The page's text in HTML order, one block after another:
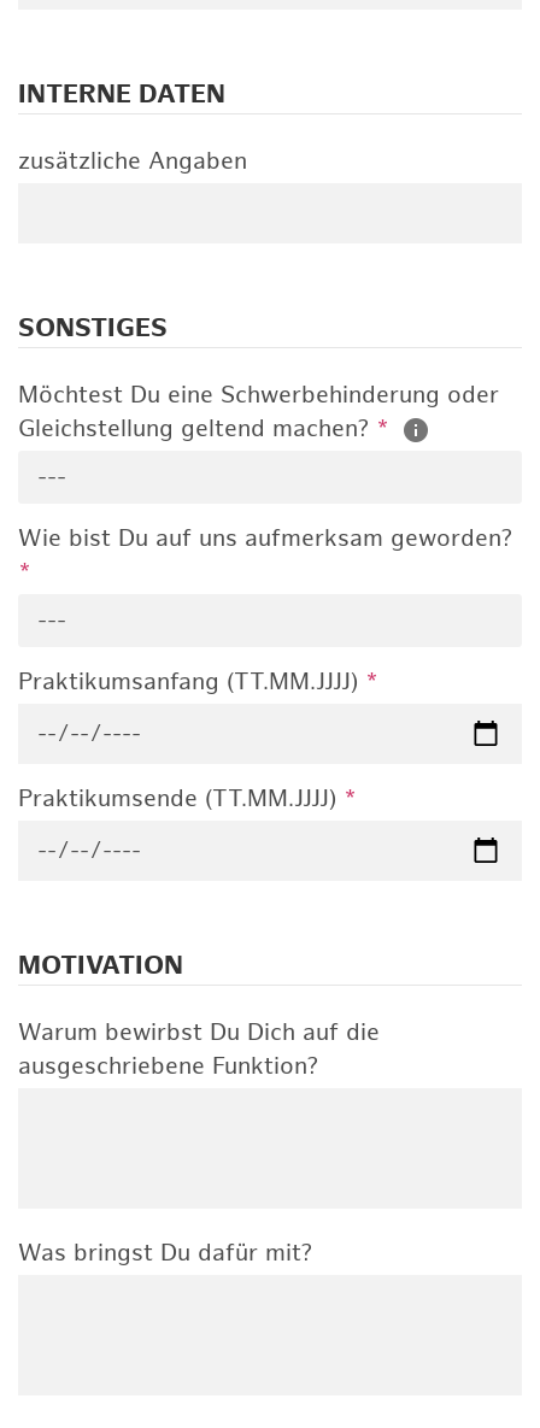
INTERNE DATEN
zusätzliche Angaben
SONSTIGES
Möchtest Du eine Schwerbehinderung oder
Gleichstellung geltend machen? *
---
Wie bist Du auf uns aufmerksam geworden?
*
---
Praktikumsanfang (TT.MM.JJJJ) *
Praktikumsende (TT.MM.JJJJ) *
MOTIVATION
Warum bewirbst Du Dich auf die
ausgeschriebene Funktion?
Was bringst Du dafür mit?